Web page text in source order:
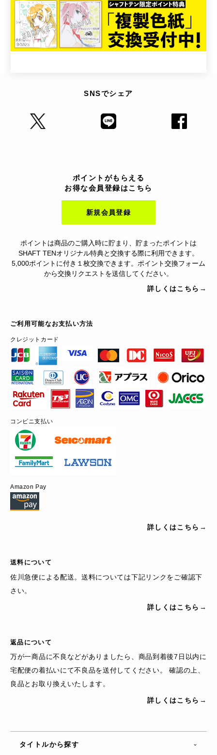
SNSでシェア
ポイントがもらえる
お得な会員登録はこちら
新規会員登録
ポイントは商品のご購入時に貯まり、貯まったポイントは
SHAFT TENオリジナル特典と交換する際に利用できます。
5,000ポイントに付き１枚交換できます。ポイント交換フォーム
から交換リクエストを送信してください。
詳しくはこちら→
ご利用可能なお支払い方法
クレジットカード
コンビニ支払い
Amazon Pay
詳しくはこちら→
送料について
佐川急便による配送。送料については下記リンクをご確認下
さい。
詳しくはこちら→
返品について
万が一商品に不良などがありましたら、商品到着後7日以内に
宅配便の着払いにて不良品を送付してください。 確認の上、
良品とお取り換えいたします。
詳しくはこちら→
タイトルから探す